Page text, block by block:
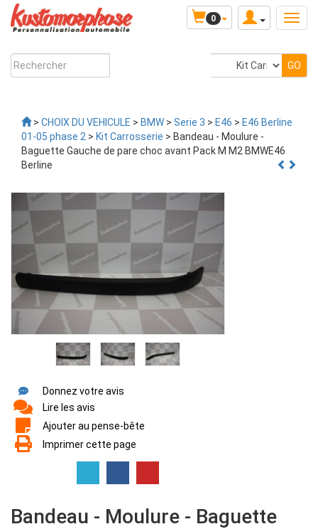
0
> CHOIX DU VEHICULE > BMW > Serie 3 > E46 > E46 Berline
01-05 phase 2 > Kit Carrosserie > Bandeau - Moulure -
Baguette Gauche de pare choc avant Pack M M2 BMWE46
Berline
Donnez votre avis
Lire les avis
Ajouter au pense-bête
Imprimer cette page
Bandeau - Moulure - Baguette